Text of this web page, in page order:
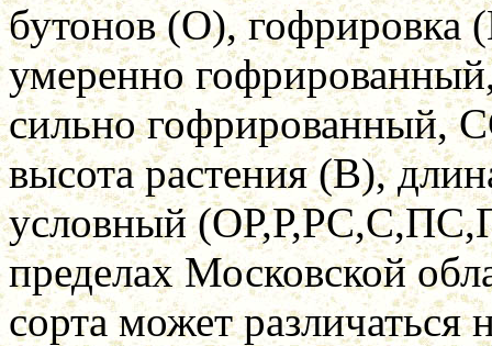
бутонов (О),
умеренно
сильно гофрированный,
высота растения (В),
условный
пределах Московской
сорта может различаться